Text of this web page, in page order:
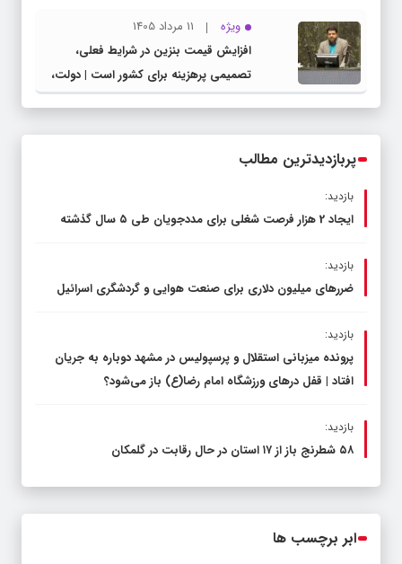
شهرستان چناران
ویژه
11 مرداد 1405
افزایش قیمت بنزین در شرایط فعلی،
تصمیمی پرهزینه برای کشور است | دولت،
قاچاق سوخت و عوامل اصلی ناترازی را
پربازدیدترین مطالب
بازدید:
ایجاد 2 هزار فرصت شغلی برای مددجویان طی ۵ سال گذشته
بازدید:
ضررهای میلیون دلاری برای صنعت هوایی و گردشگری اسرائیل
بازدید:
پرونده میزبانی استقلال و پرسپولیس در مشهد دوباره به جریان
افتاد | قفل در‌های ورزشگاه امام رضا(ع) باز می‌شود؟
بازدید:
۵۸ شطرنج‌ باز از ۱۷ استان در حال رقابت در گلمکان
ابر برچسب ها